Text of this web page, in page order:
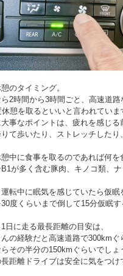
のタイミング。
2時間から3時間ごと、高速道
憩を取るといいと言われていま
事なポイントは、疲れを感じる
て歩いたり、ストレッチした
憩中に食事を取るのであれば何
B1が多く含む豚肉、キノコ類、
転中に眠気を感じていたら仮
度くらいまで倒して15分仮眠
日に走る最長距離の目安は、
の経験だと高速道路で300kmぐ
その半分の150kmぐらいでしょ
距離ドライブは安全に気をつ